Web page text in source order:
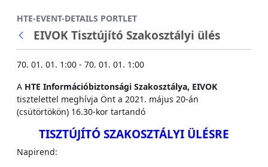
HTE-EVENT-DETAILS PORTLET
EIVOK Tisztújító Szakosztályi ülés
70. 01. 01. 1:00 - 70. 01. 01. 1:00
A HTE Információbiztonsági Szakosztálya, EIVOK
tisztelettel meghívja Önt a 2021. május 20-án
(csütörtökön) 16.30-kor tartandó
TISZTÚJÍTÓ SZAKOSZTÁLYI ÜLÉSRE
Napirend: